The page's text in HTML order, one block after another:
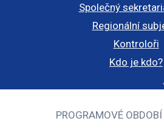
Společný
Regionální
Kontroloři
Kdo je kdo?
PROGRAMOVÉ